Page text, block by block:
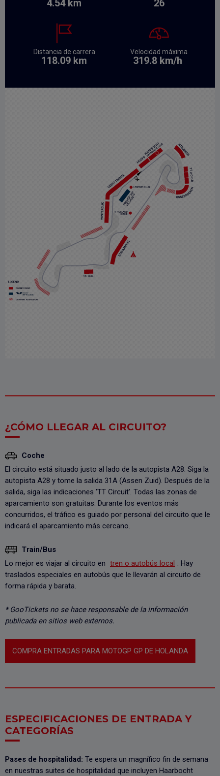
4.54 km 26
Distancia de carrera
118.09 km
Velocidad máxima
319.8 km/h
¿CÓMO LLEGAR AL CIRCUITO?
Coche
El circuito está situado justo al lado de la autopista A28. Siga la
autopista A28 y tome la salida 31A (Assen Zuid). Después de la
salida, siga las indicaciones 'TT Circuit'. Todas las zonas de
aparcamiento son gratuitas. Durante los eventos más
concurridos, el tráfico es guiado por personal del circuito que le
indicará el aparcamiento más cercano.
Train/Bus
Lo mejor es viajar al circuito en tren o autobús local . Hay
traslados especiales en autobús que le llevarán al circuito de
forma rápida y barata.
* GooTickets no se hace responsable de la información
publicada en sitios web externos.
COMPRA ENTRADAS PARA MOTOGP GP DE HOLANDA
ESPECIFICACIONES DE ENTRADA Y
CATEGORÍAS
Pases de hospitalidad: Te espera un magnífico fin de semana
en nuestras suites de hospitalidad que incluyen Haarbocht